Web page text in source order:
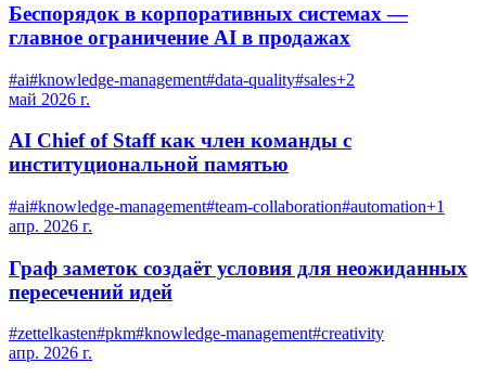
Беспорядок в корпоративных системах —
главное ограничение AI в продажах
#ai#knowledge-management#data-quality#sales+2
май 2026 г.
AI Chief of Staff как член команды с
институциональной памятью
#ai#knowledge-management#team-collaboration#automation+1
апр. 2026 г.
Граф заметок создаёт условия для неожиданных
пересечений идей
#zettelkasten#pkm#knowledge-management#creativity
апр. 2026 г.